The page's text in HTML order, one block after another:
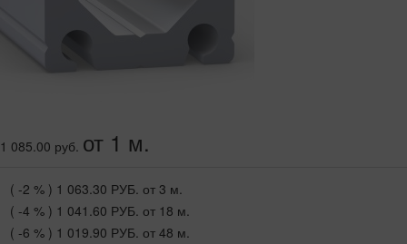
1 085.00 руб. от 1 м.
( -2 % ) 1 063.30 РУБ. от 3 м.
( -4 % ) 1 041.60 РУБ. от 18 м.
( -6 % ) 1 019.90 РУБ. от 48 м.